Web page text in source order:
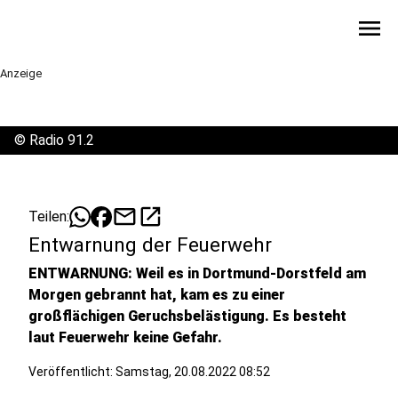
menu
Anzeige
© Radio 91.2
Teilen: mailopen_in_new
Entwarnung der Feuerwehr
ENTWARNUNG: Weil es in Dortmund-Dorstfeld am
Morgen gebrannt hat, kam es zu einer
großflächigen Geruchsbelästigung. Es besteht
laut Feuerwehr keine Gefahr.
Veröffentlicht: Samstag, 20.08.2022 08:52